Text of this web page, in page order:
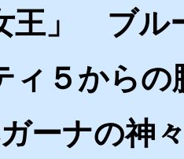
王」 ブ
ィ５から
ガーナの